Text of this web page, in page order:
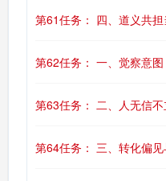
第61任务： 四、道义共
第62任务： 一、觉察意
第63任务： 二、人无信
第64任务： 三、转化偏